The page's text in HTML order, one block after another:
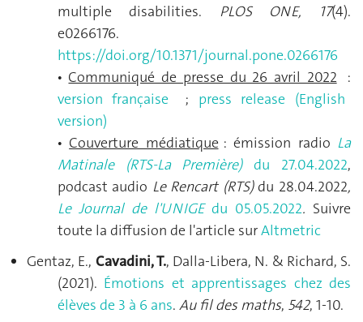
multiple disabilities. PLOS ONE, 17(4).
e0266176.
https://doi.org/10.1371/journal.pone.0266176
• Communiqué de presse du 26 avril 2022 :
version française
; press release (English
version)
• Couverture médiatique: émission radio La
Matinale (RTS-La Première)du 27.04.2022,
podcast audio Le Rencart (RTS) du 28.04.2022,
Le Journal de l'UNIGE du 05.05.2022. Suivre
toute la diffusion de l'article surAltmetric
Gentaz, E., Cavadini, T., Dalla-Libera, N. & Richard, S.
(2021). Émotions et apprentissages chez des
élèves de 3 à 6 ans. Au fil des maths, 542, 1-10.